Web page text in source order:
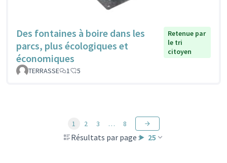
Des fontaines à boire dans les
parcs, plus écologiques et
économiques
Retenue par
le tri
citoyen
TERRASSE 1 5
Résultats par page : 25
1 2 3 … 8